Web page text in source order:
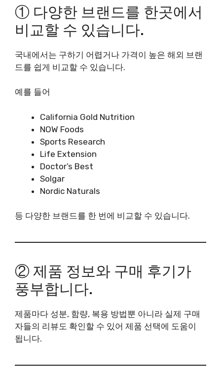
① 다양한 브랜드를 한곳에서
비교할 수 있습니다.
국내에서는 구하기 어렵거나 가격이 높은 해외 브랜
드를 쉽게 비교할 수 있습니다.
예를 들어
California Gold Nutrition
NOW Foods
Sports Research
Life Extension
Doctor’s Best
Solgar
Nordic Naturals
등 다양한 브랜드를 한 번에 비교할 수 있습니다.
② 제품 정보와 구매 후기가
풍부합니다.
제품마다 성분, 함량, 복용 방법뿐 아니라 실제 구매
자들의 리뷰도 확인할 수 있어 제품 선택에 도움이
됩니다.